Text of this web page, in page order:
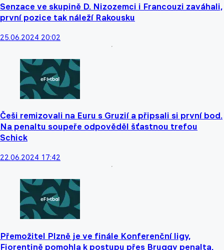
Senzace ve skupině D. Nizozemci i Francouzi zaváhali,
první pozice tak náleží Rakousku
25.06.2024 20:02
Češi remizovali na Euru s Gruzií a připsali si první bod.
Na penaltu soupeře odpověděl šťastnou trefou
Schick
22.06.2024 17:42
Přemožitel Plzně je ve finále Konferenční ligy,
Fiorentině pomohla k postupu přes Bruggy penalta,